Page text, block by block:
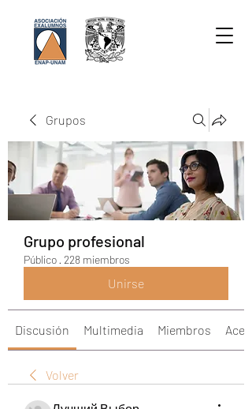
Grupos
Grupo profesional
Público · 228 miembros
Unirse
Discusión Multimedia Miembros
Volver